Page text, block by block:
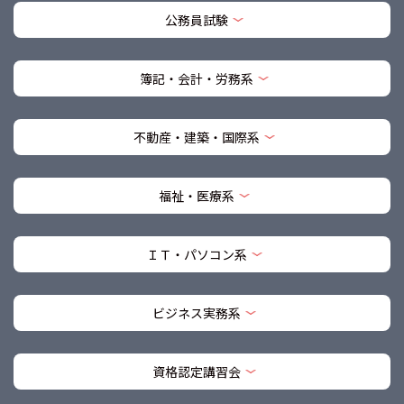
公務員試験
簿記・会計・労務系
不動産・建築・国際系
福祉・医療系
ＩＴ・パソコン系
ビジネス実務系
資格認定講習会